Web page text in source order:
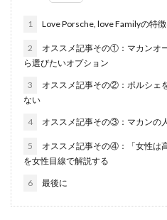
1 Love Porsche, love Familyの特徴
2
オススメ記事その①：マカンオ
ら選びたいオプション
3
オススメ記事その②：ポルシェ
ない
4 オススメ記事その③：マカンの
5
オススメ記事その④：「女性は
を女性目線で解説する
6 最後に